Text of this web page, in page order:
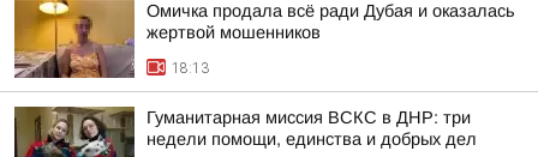
Омичка продала всё ради Дубая и оказалась
жертвой мошенников
18:13
Гуманитарная миссия ВСКС в ДНР: три
недели помощи, единства и добрых дел